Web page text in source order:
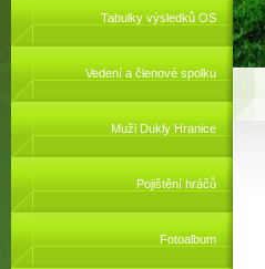
Tabulky výsledků OS
Vedení a členové spolku
Muži Dukly Hranice
Pojištění hráčů
Fotoalbum